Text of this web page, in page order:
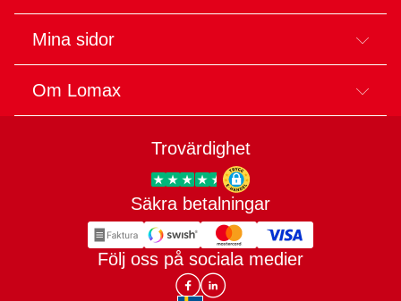
Mina sidor
Om Lomax
Trovärdighet
Trygg E-handel
Säkra betalningar
Följ oss på sociala medier
Lomax DK Facebook
Lomax SE LinkIn